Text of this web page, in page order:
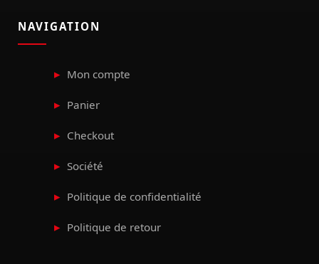
NAVIGATION
Mon compte
Panier
Checkout
Société
Politique de confidentialité
Politique de retour